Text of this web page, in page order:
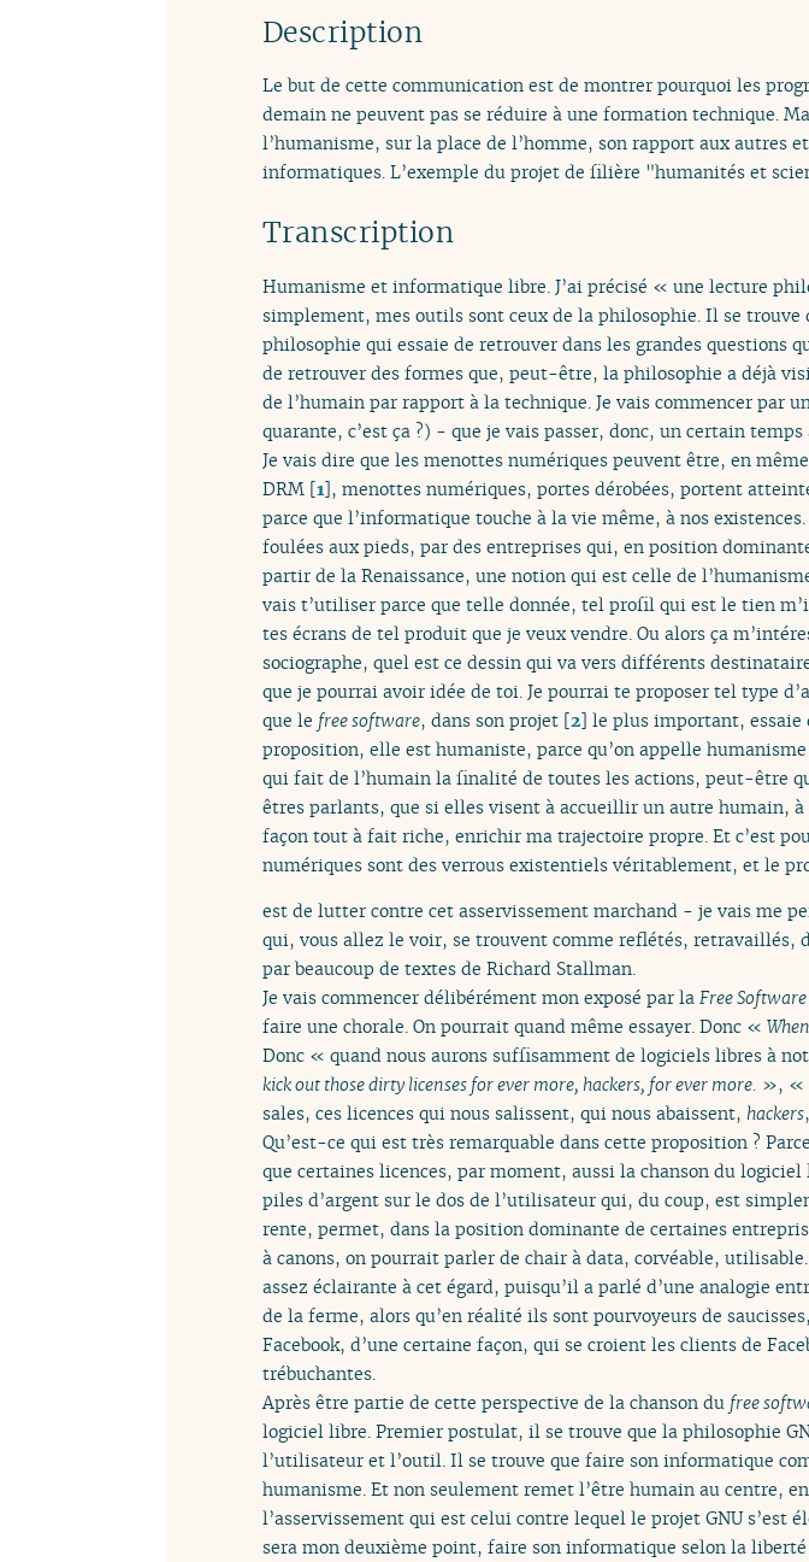
Description
Le but de cette communication est de montrer pourquoi les
demain ne peuvent pas se réduire à une formation technique.
l’humanisme, sur la place de l’homme, son rapport aux autres
informatiques. L’exemple du projet de filière "humanités et
Transcription
Humanisme et informatique libre. J’ai précisé « une lecture
simplement, mes outils sont ceux de la philosophie. Il se
philosophie qui essaie de retrouver dans les grandes
de retrouver des formes que, peut-être, la philosophie a déjà
de l’humain par rapport à la technique. Je vais commencer par
quarante, c’est ça ?) - que je vais passer, donc, un certain temps
Je vais dire que les menottes numériques peuvent être, en
DRM [1], menottes numériques, portes dérobées, portent
parce que l’informatique touche à la vie même, à nos
foulées aux pieds, par des entreprises qui, en position
partir de la Renaissance, une notion qui est celle de
vais t’utiliser parce que telle donnée, tel profil qui est le tien
tes écrans de tel produit que je veux vendre. Ou alors ça
sociographe, quel est ce dessin qui va vers différents
que je pourrai avoir idée de toi. Je pourrai te proposer tel type
que le free software, dans son projet [2] le plus important,
proposition, elle est humaniste, parce qu’on appelle
qui fait de l’humain la finalité de toutes les actions, peut-être
êtres parlants, que si elles visent à accueillir un autre humain,
façon tout à fait riche, enrichir ma trajectoire propre. Et c’est
numériques sont des verrous existentiels véritablement, et le
est de lutter contre cet asservissement marchand - je vais me
qui, vous allez le voir, se trouvent comme reflétés, retravaillés,
par beaucoup de textes de Richard Stallman.
Je vais commencer délibérément mon exposé par la Free
faire une chorale. On pourrait quand même essayer. Donc «
Donc « quand nous aurons suffisamment de logiciels libres à
kick out those dirty licenses for ever more, hackers, for ever more. », «
sales, ces licences qui nous salissent, qui nous abaissent, hackers
Qu’est-ce qui est très remarquable dans cette proposition ?
que certaines licences, par moment, aussi la chanson du
piles d’argent sur le dos de l’utilisateur qui, du coup, est
rente, permet, dans la position dominante de certaines
à canons, on pourrait parler de chair à data, corvéable,
assez éclairante à cet égard, puisqu’il a parlé d’une analogie
de la ferme, alors qu’en réalité ils sont pourvoyeurs de
Facebook, d’une certaine façon, qui se croient les clients de
trébuchantes.
Après être partie de cette perspective de la chanson du free
logiciel libre. Premier postulat, il se trouve que la philosophie
l’utilisateur et l’outil. Il se trouve que faire son informatique
humanisme. Et non seulement remet l’être humain au centre,
l’asservissement qui est celui contre lequel le projet GNU
sera mon deuxième point, faire son informatique selon la